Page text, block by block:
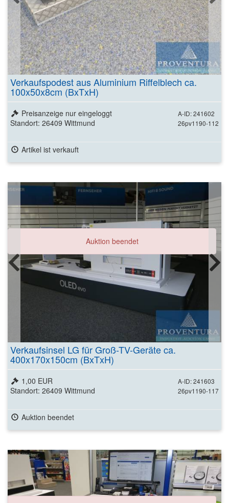
Verkaufspodest aus Aluminium Riffelblech ca.
100x50x8cm (BxTxH)
A-ID: 241602
26pv1190-112
Preisanzeige nur eingeloggt
Standort: 26409 Wittmund
Artikel ist verkauft
Auktion beendet
Verkaufsinsel LG für Groß-TV-Geräte ca.
400x170x150cm (BxTxH)
A-ID: 241603
26pv1190-117
1,00 EUR
Standort: 26409 Wittmund
Auktion beendet